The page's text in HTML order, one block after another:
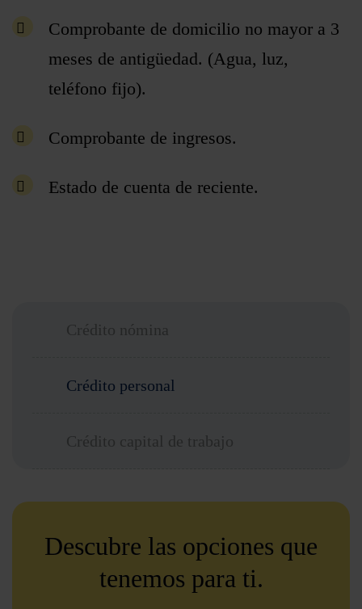
Crédito nómina
Crédito personal
Crédito capital de trabajo
Descubre las opciones que
tenemos para ti.
Comprobante de domicilio no mayor a 3
meses de antigüedad. (Agua, luz,
teléfono fijo).
Comprobante de ingresos.
Estado de cuenta de reciente.